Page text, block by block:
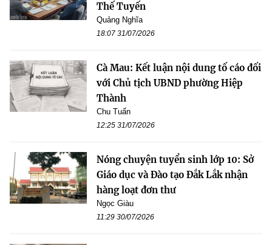
Thế Tuyến
Quảng Nghĩa
18:07 31/07/2026
Cà Mau: Kết luận nội dung tố cáo đối
với Chủ tịch UBND phường Hiệp
Thành
Chu Tuấn
12:25 31/07/2026
Nóng chuyện tuyển sinh lớp 10: Sở
Giáo dục và Đào tạo Đắk Lắk nhận
hàng loạt đơn thư
Ngọc Giàu
11:29 30/07/2026